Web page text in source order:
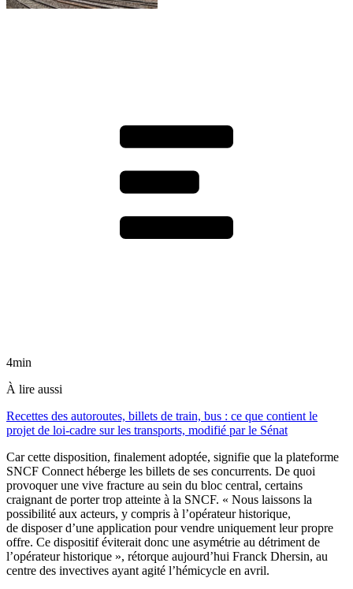
4min
À lire aussi
Recettes des autoroutes, billets de train, bus : ce que contient le
projet de loi-cadre sur les transports, modifié par le Sénat
Car cette disposition, finalement adoptée, signifie que la plateforme
SNCF Connect héberge les billets de ses concurrents. De quoi
provoquer une vive fracture au sein du bloc central, certains
craignant de porter trop atteinte à la SNCF. « Nous laissons la
possibilité aux acteurs, y compris à l’opérateur historique,
de disposer d’une application pour vendre uniquement leur propre
offre. Ce dispositif éviterait donc une asymétrie au détriment de
l’opérateur historique », rétorque aujourd’hui Franck Dhersin, au
centre des invectives ayant agité l’hémicycle en avril.